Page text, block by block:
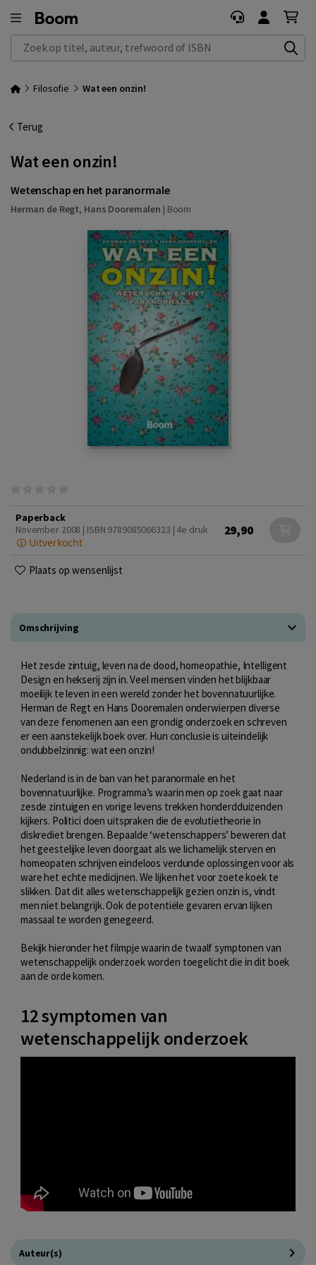
Zoek op titel, auteur, trefwoord of ISBN
Filosofie Wat een onzin!
Terug
Wat een onzin!
Wetenschap en het paranormale
Herman de Regt, Hans Dooremalen | Boom
Paperback
November 2008 | ISBN 9789085066323 | 4e druk
Uitverkocht
29,90
Plaats op wensenlijst
Omschrijving
Het zesde zintuig, leven na de dood, homeopathie, Intelligent
Design en hekserij zijn in. Veel mensen vinden het blijkbaar
moeilijk te leven in een wereld zonder het bovennatuurlijke.
Herman de Regt en Hans Dooremalen onderwierpen diverse
van deze fenomenen aan een grondig onderzoek en schreven
er een aanstekelijk boek over. Hun conclusie is uiteindelijk
ondubbelzinnig: wat een onzin!
Nederland is in de ban van het paranormale en het
bovennatuurlijke. Programma’s waarin men op zoek gaat naar
zesde zintuigen en vorige levens trekken honderdduizenden
kijkers. Politici doen uitspraken die de evolutietheorie in
diskrediet brengen. Bepaalde ‘wetenschappers’ beweren dat
het geestelijke leven doorgaat als we lichamelijk sterven en
homeopaten schrijven eindeloos verdunde oplossingen voor als
ware het echte medicijnen. We lijken het voor zoete koek te
slikken. Dat dit alles wetenschappelijk gezien onzin is, vindt
men niet belangrijk. Ook de potentiële gevaren ervan lijken
massaal te worden genegeerd.
Bekijk hieronder het filmpje waarin de twaalf symptonen van
wetenschappelijk onderzoek worden toegelicht die in dit boek
aan de orde komen.
12 symptomen van
wetenschappelijk onderzoek
Auteur(s)